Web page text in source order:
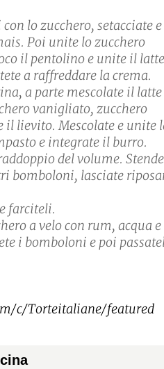
lo zucchero, setacciate e
Poi unite lo zucchero
il pentolino e unite il
a raffreddare la crema.
a parte mescolate il latte
vanigliato, zucchero
il lievito. Mescolate e unite
e integrate il burro.
del volume.
bomboloni, lasciate
farciteli.
a velo con rum, acqua e
i bomboloni e poi
c/Torteitaliane/featured